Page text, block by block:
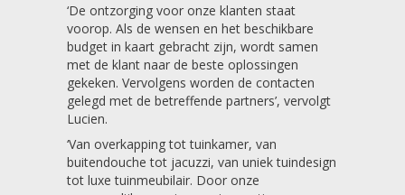
‘De ontzorging voor onze klanten staat
voorop. Als de wensen en het beschikbare
budget in kaart gebracht zijn, wordt samen
met de klant naar de beste oplossingen
gekeken. Vervolgens worden de contacten
gelegd met de betreffende partners’, vervolgt
Lucien.
‘Van overkapping tot tuinkamer, van
buitendouche tot jacuzzi, van uniek tuindesign
tot luxe tuinmeubilair. Door onze